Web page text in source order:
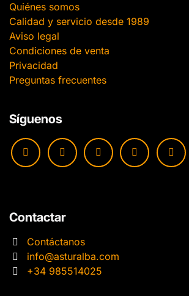
Quiénes somos
Calidad y servicio desde 1989
Aviso legal
Condiciones de venta
Privacidad
Preguntas frecuentes
Síguenos
Contactar
Contáctanos
info@asturalba.com
+34 985514025